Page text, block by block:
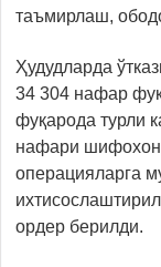
таъмирлаш,
Ҳудудларда
34 304 нафар
фуқарода турли
нафари
операцияларга
ордер берилди.